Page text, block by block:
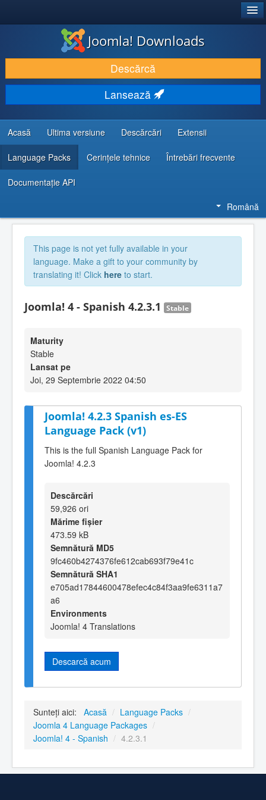
DESCARCĂ & ȘI EXTINDE
DESCOPERĂ & ÎNVAȚĂ
COMUNITATE & SUPORT
RESURSE DEZVOLTATORI
Joomla! Downloads
Descărcă
Lansează
Acasă Ultima versiune Descărcări Extensii
Language Packs Cerințele tehnice Întrebări frecvente
Documentaţie API
Română
This page is not yet fully available in your
language. Make a gift to your community by
translating it! Click here to start.
Joomla! 4 - Spanish 4.2.3.1 Stable
Maturity
Stable
Lansat pe
Joi, 29 Septembrie 2022 04:50
Joomla! 4.2.3 Spanish es-ES
Language Pack (v1)
This is the full Spanish Language Pack for
Joomla! 4.2.3
Descărcări
59,926 ori
Mărime fișier
473.59 kB
Semnătură MD5
9fc460b4274376fe612cab693f79e41c
Semnătură SHA1
e705ad17844600478efec4c84f3aa9fe6311a7
a6
Environments
Joomla! 4 Translations
Descarcă acum
Sunteți aici: Acasă / Language Packs /
Joomla 4 Language Packages /
Joomla! 4 - Spanish / 4.2.3.1